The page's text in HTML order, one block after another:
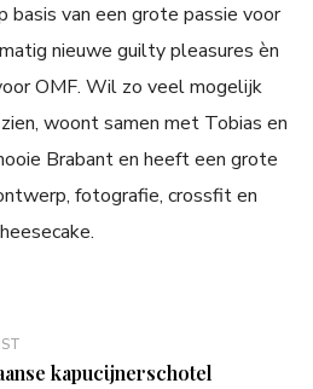
basis van een grote passie voor
nieuwe guilty pleasures èn
OMF. Wil zo veel mogelijk
woont samen met Tobias en
Brabant en heeft een grote
fotografie, crossfit en
kapucijnerschotel